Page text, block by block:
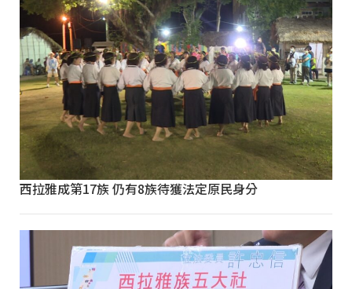
西拉雅成第17族 仍有8族待獲法定原民身分